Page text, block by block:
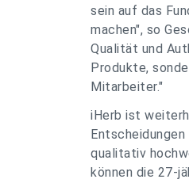
sein auf das
machen", so
Qualität und
Produkte,
Mitarbeiter."
iHerb ist
qualitativ
können die 27-